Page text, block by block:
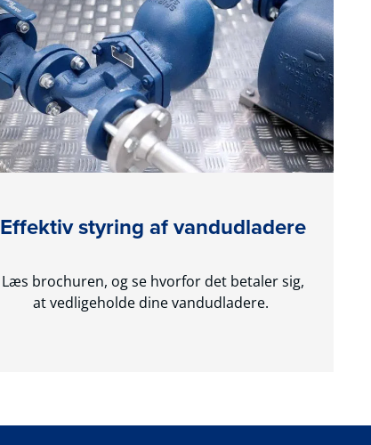
Effektiv styring af vandudladere
Læs brochuren, og se hvorfor det betaler sig,
at vedligeholde dine vandudladere.